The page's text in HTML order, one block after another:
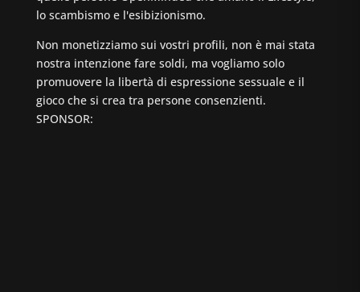
lo scambismo e l'esibizionismo.
Non monetizziamo sui vostri profili, non è mai stata
nostra intenzione fare soldi, ma vogliamo solo
promuovere la libertà di espressione sessuale e il
gioco che si crea tra persone consenzienti.
SPONSOR: